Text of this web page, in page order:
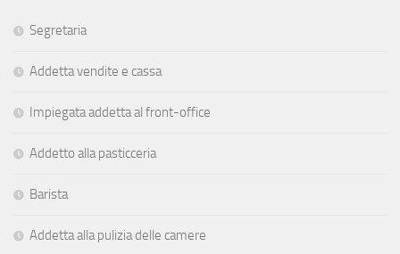
Segretaria
Addetta vendite e cassa
Impiegata addetta al front-office
Addetto alla pasticceria
Barista
Addetta alla pulizia delle camere